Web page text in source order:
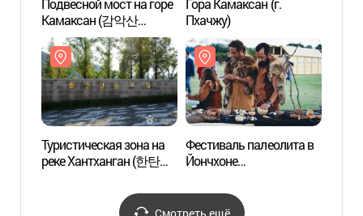
Подвесной мост на горе
Камаксан (감악산
출렁다리)
Гора Камаксан (г.
Пхачжу)
Туристическая зона на
реке Хантханган (한탄강
Фестиваль палеолита в
Йончхоне
Смотреть ещё